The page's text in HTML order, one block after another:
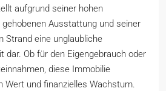
aufgrund seiner hohen
Ausstattung und seiner
Strand eine unglaubliche
dar. Ob für den Eigengebrauch oder
diese Immobilie
Wert und finanzielles Wachstum.